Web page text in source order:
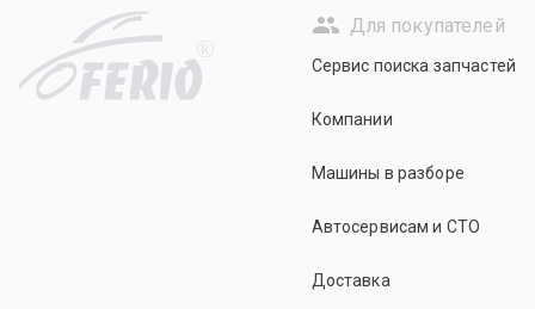
R
Для покупателей
Сервис поиска запчастей
Компании
Машины в разборе
Автосервисам и СТО
Доставка